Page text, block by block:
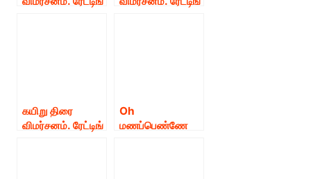
கயிறு திரை
விமர்சனம். ரேட்டிங்
Oh
மணப்பெண்ணே